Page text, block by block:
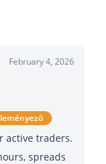
February 4, 2026
active traders.
spreads